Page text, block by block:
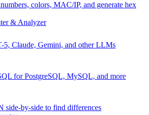
colors, MAC/IP, and generate hex
& Analyzer
5, Claude, Gemini, and other LLMs
for PostgreSQL, MySQL, and more
side-by-side to find differences